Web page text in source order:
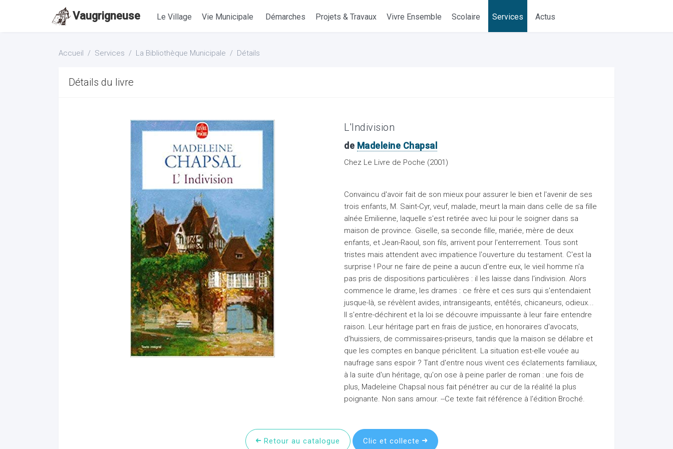
Vaugrigneuse Le Village Vie Municipale Démarches Projets & Travaux Vivre Ensemble Scolaire Services Actus
Accueil Services La Bibliothèque Municipale Détails
Détails du livre
L'Indivision
de Madeleine Chapsal
Chez Le Livre de Poche (2001)
Convaincu d'avoir fait de son mieux pour assurer le bien et l'avenir de ses
trois enfants, M. Saint-Cyr, veuf, malade, meurt la main dans celle de sa fille
aînée Emilienne, laquelle s'est retirée avec lui pour le soigner dans sa
maison de province. Giselle, sa seconde fille, mariée, mère de deux
enfants, et Jean-Raoul, son fils, arrivent pour l'enterrement. Tous sont
tristes mais attendent avec impatience l'ouverture du testament. C'est la
surprise ! Pour ne faire de peine a aucun d'entre eux, le vieil homme n'a
pas pris de dispositions particulières : il les laisse dans l'indivision. Alors
commence le drame, les drames : ce frère et ces surs qui s'entendaient
jusque-là, se révèlent avides, intransigeants, entêtés, chicaneurs, odieux...
Il s'entre-déchirent et la loi se découvre impuissante à leur faire entendre
raison. Leur héritage part en frais de justice, en honoraires d'avocats,
d'huissiers, de commissaires-priseurs, tandis que la maison se délabre et
que les comptes en banque périclitent. La situation est-elle vouée au
naufrage sans espoir ? Tant d'entre nous vivent ces éclatements familiaux,
à la suite d'un héritage, qu'on ose à peine parler de roman : une fois de
plus, Madeleine Chapsal nous fait pénétrer au cur de la réalité la plus
poignante. Non sans amour. --Ce texte fait référence à l'édition Broché.
Retour au catalogue Clic et collecte